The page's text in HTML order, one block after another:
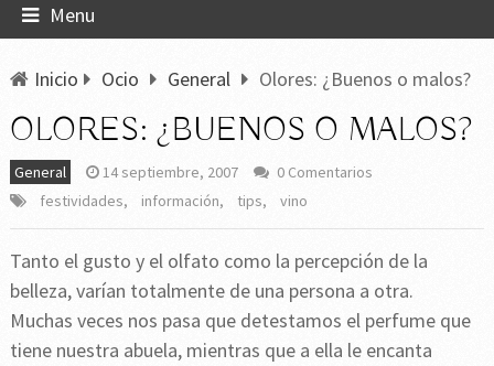
Menu
Inicio Ocio General Olores: ¿Buenos o malos?
OLORES: ¿BUENOS O MALOS?
General 14 septiembre, 2007
0 Comentarios
festividades, información, tips, vino
Tanto el gusto y el olfato como la percepción de la
belleza, varían totalmente de una persona a otra.
Muchas veces nos pasa que detestamos el perfume que
tiene nuestra abuela, mientras que a ella le encanta